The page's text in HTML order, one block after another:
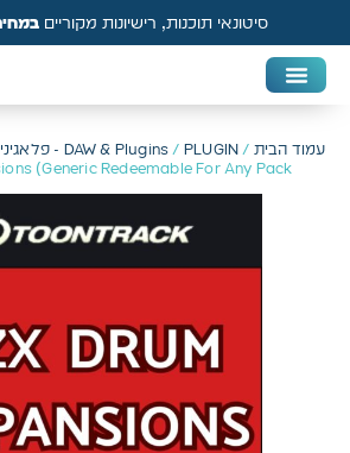
סיטונאי תוכנות, רישיונות מקוריים
עמוד הבית /
DAW & Plugins/ PLUGIN - פלאגינים/ VST
(Generic Redeemable For Any Pack